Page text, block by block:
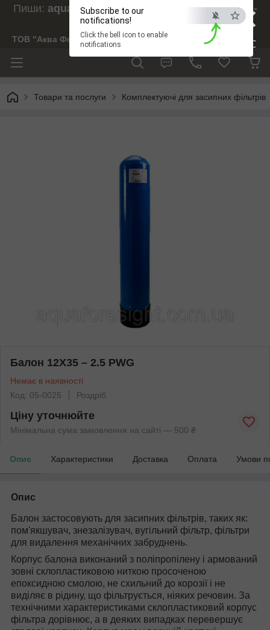
×
ESC
Subscribe to our
notifications!
Click the bell icon to enable
notifications
Пиши: aquaforesight@gmail.com , Дзвони:073-
238-29-97
ТОВ "Аква Форсайт"
Товари та послуги Комплектуючі для засипних фільтрів
Балон 12X35 – 2.5 PWG
Немає в наявності
Код: 05-0025
Роздріб
Ціну уточнюйте
Мінімальна сума замовлення на сайті — 500 ₴
Опис Характеристики Доставка Оплата Умови
Опис
Балон застосовують для засипних фільтрів, таких як:
пом'якшувач, знезалізувач, вугільний фільтр, фільтри
для видалення механічних забруднень.
Корпус балона виконаний з поліпропілену і армований
зовні склопластиковою ниткою просоченою
епоксидною смолою, не схильний до корозії і не
виділяє в рідину, що фільтрується, ніяких речовин. За
технічними характеристиками склопластиковий корпус
фільтра дорівнює, а в деяких випадках перевершує